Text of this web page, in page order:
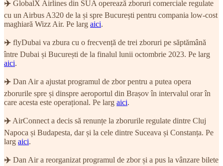
✈️ GlobalX Airlines din SUA operează zboruri comerciale regulate
cu un Airbus A320 de la și spre București pentru compania low-cost
maghiară Wizz Air. Pe larg aici.
✈️ flyDubai va zbura cu o frecvență de trei zboruri pe săptămână
între Dubai și București de la finalul lunii octombrie 2023. Pe larg
aici.
✈️ Dan Air a ajustat programul de zbor pentru a putea opera
zborurile spre și dinspre aeroportul din Brașov în intervalul orar în
care acesta este operațional. Pe larg aici.
✈️ AirConnect a decis să renunțe la zborurile regulate dintre Cluj
Napoca și Budapesta, dar și la cele dintre Suceava și Constanța. Pe
larg aici.
✈️ Dan Air a reorganizat programul de zbor și a pus la vânzare bilete